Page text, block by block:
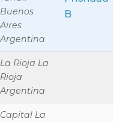
Buenos
Aires
Argentina
B
La Rioja La
Rioja
Argentina
Capital La